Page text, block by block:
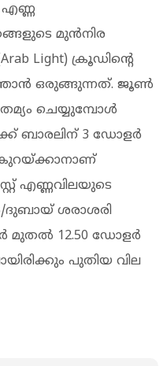
എണ്ണ
മുൻനിര
Light) ക്രൂഡിന്റെ
ഒരുങ്ങുന്നത്. ജൂൺ
ചെയ്യുമ്പോൾ
ബാരലിന് 3 ഡോളർ
എണ്ണവിലയുടെ
ദുബായ് ശരാശരി
മുതൽ 12.50 ഡോളർ
പുതിയ വില